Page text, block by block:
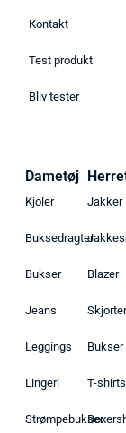
Kontakt
Test produkt
Bliv tester
2025 –
her!
Dametøj
Kjoler
Buksedragter
Bukser
Jeans
Leggings
Lingeri
Strømpebukser
Jakker
Blazer
Skjorter
Bukser
T-shirts